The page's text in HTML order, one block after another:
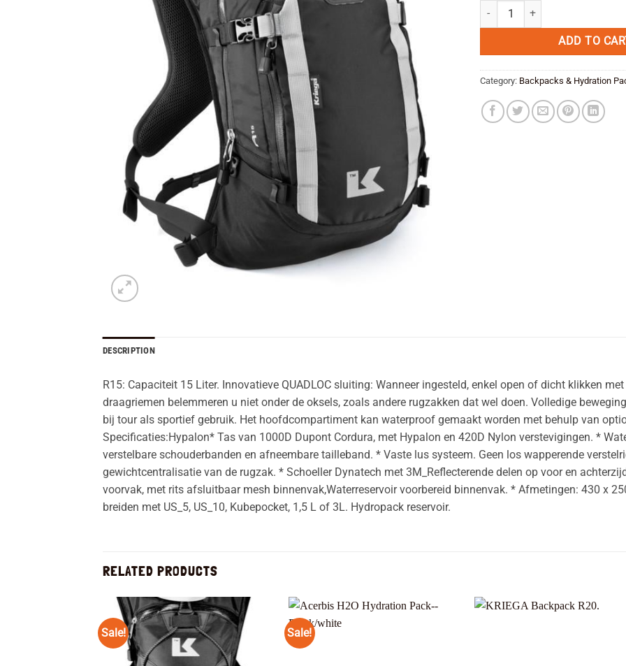
KRIEGA Backpack R15. quantity
ADD TO
Category: Backpacks & Hydration
DESCRIPTION
R15: Capaciteit 15 Liter. Innovatieve QUADLOC sluiting: Wanneer ingesteld, enkel open of dicht klikken
draagriemen belemmeren u niet onder de oksels, zoals andere rugzakken dat wel doen. Volledige
bij tour als sportief gebruik. Het hoofdcompartiment kan waterproof gemaakt worden met behulp van
Specificaties:Hypalon* Tas van 1000D Dupont Cordura, met Hypalon en 420D Nylon verstevigingen. *
verstelbare schouderbanden en afneembare tailleband. * Vaste lus systeem. Geen los wapperende
gewichtcentralisatie van de rugzak. * Schoeller Dynatech met 3M_Reflecterende delen op voor en
voorvak, met rits afsluitbaar mesh binnenvak,Waterreservoir voorbereid binnenvak. * Afmetingen: 430 x
breiden met US_5, US_10, Kubepocket, 1,5 L of 3L. Hydropack reservoir.
RELATED PRODUCTS
Sale!
Add to
wishlist
Sale!